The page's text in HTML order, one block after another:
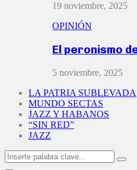
19 noviembre, 2025
OPINIÓN
El peronismo
5 noviembre, 2025
LA PATRIA SUBLEVADA
MUNDO SECTAS
JAZZ Y HABANOS
“SIN RED”
JAZZ
Search
for: